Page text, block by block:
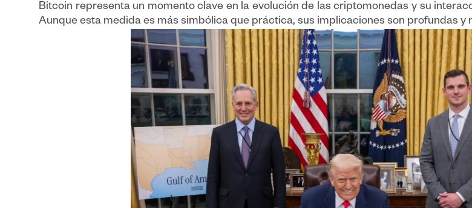
Bitcoin representa un momento clave en la evolución de las criptomonedas y su
Aunque esta medida es más simbólica que práctica, sus implicaciones son profundas y